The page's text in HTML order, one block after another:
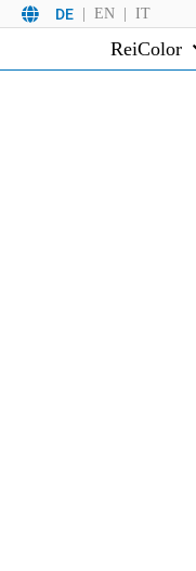
DE EN IT
ReiColor